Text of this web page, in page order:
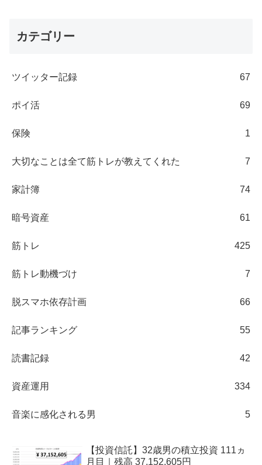
カテゴリー
ツイッター記録 67
ポイ活 69
保険 1
大切なことは全て筋トレが教えてくれた 7
家計簿 74
暗号資産 61
筋トレ 425
筋トレ動機づけ 7
脱スマホ依存計画 66
記事ランキング 55
読書記録 42
資産運用 334
音楽に感化される男 5
【投資信託】32歳男の積立投資 111ヵ
月目｜残高 37,152,605円